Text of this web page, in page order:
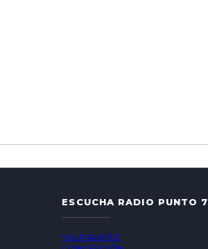
ESCUCHA RADIO PUNTO 7
VALPARAÍSO